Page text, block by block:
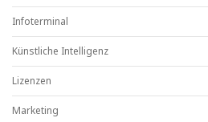
Infoterminal
Künstliche Intelligenz
Lizenzen
Marketing